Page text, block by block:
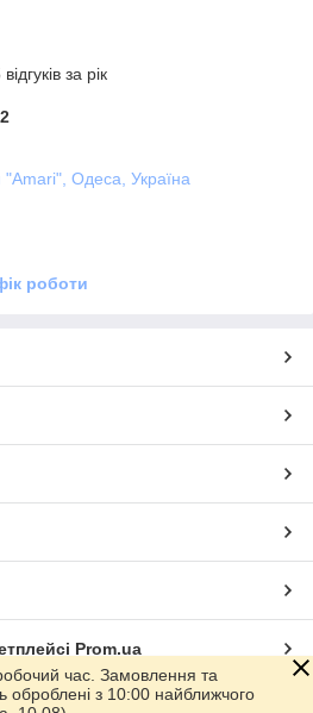
за рік
Одеса, Україна
роботи
Prom.ua
час. Замовлення та
оброблені з 10:00 найближчого